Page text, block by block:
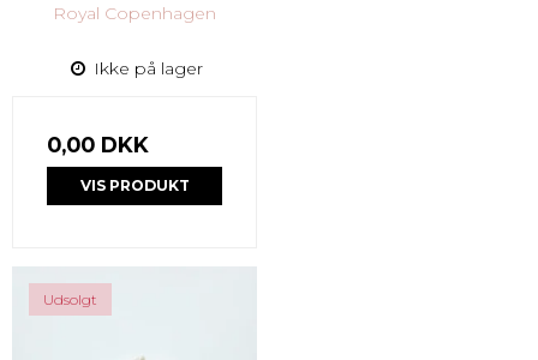
Royal Copenhagen
Ikke på lager
0,00 DKK
VIS PRODUKT
Udsolgt